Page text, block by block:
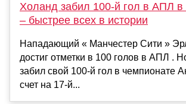
Холанд забил 100-й гол в АПЛ в
– быстрее всех в истории
Нападающий « Манчестер Сити »
достиг отметки в 100 голов в АПЛ .
забил свой 100-й гол в чемпионате
счет на 17-й...